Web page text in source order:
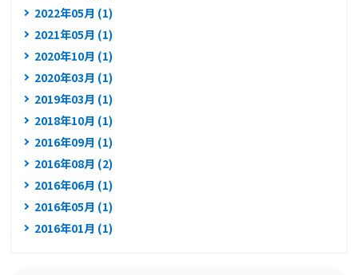
2022年05月 (1)
2021年05月 (1)
2020年10月 (1)
2020年03月 (1)
2019年03月 (1)
2018年10月 (1)
2016年09月 (1)
2016年08月 (2)
2016年06月 (1)
2016年05月 (1)
2016年01月 (1)